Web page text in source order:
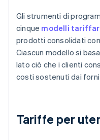
Gli strumenti di
cinque modelli
prodotti consolidati
Ciascun modello si
lato ciò che i clienti
costi sostenuti dai
Tariffe per